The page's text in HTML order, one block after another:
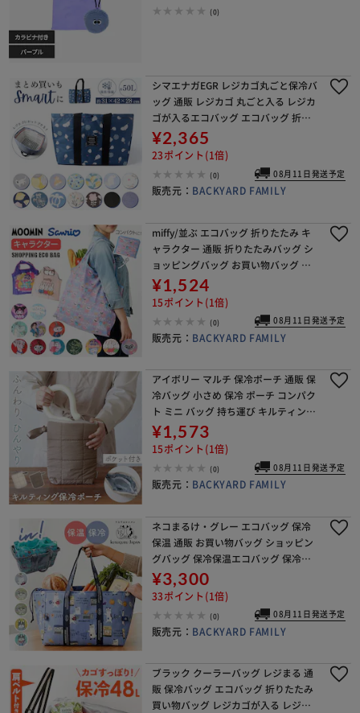
(0)
シマエナガEGR レジカゴ丸ごと保冷バ
ッグ 通販 レジカゴ 丸ごと入る レジカ
ゴが入るエコバッグ エコバッグ 折り
たたみ 買い物バッグ 保冷バック レジ
カゴ用 レジかご用 ソフトクーラーボ
¥2,365
23ポイント(1倍)
(0) 08月11日発送予定
販売元： BACKYARD FAMILY
miffy/並ぶ エコバッグ 折りたたみ キ
ャラクター 通販 折りたたみバッグ シ
ョッピングバッグ お買い物バッグ お
買い物袋 エコバック 折り畳みバッグ
大容量 大きめ 軽量 軽い かわいい 肩掛
¥1,524
15ポイント(1倍)
(0) 08月11日発送予定
販売元： BACKYARD FAMILY
アイボリー マルチ 保冷ポーチ 通販 保
冷バッグ 小さめ 保冷 ポーチ コンパク
ト ミニ バッグ 持ち運び キルティング
ストラップ クレエ ドリンク ネックク
ーラー ベビーカー レディース ギフト
¥1,573
15ポイント(1倍)
(0) 08月11日発送予定
販売元： BACKYARD FAMILY
ネコまるけ・グレー エコバッグ 保冷
保温 通販 お買い物バッグ ショッピン
グバッグ 保冷保温エコバッグ 保冷バ
ッグ エコバック クスグルジャパン Ku
suguru Japan レジカゴ 折りたたみ 大
¥3,300
33ポイント(1倍)
(0) 08月11日発送予定
販売元： BACKYARD FAMILY
ブラック クーラーバッグ レジまる 通
販 保冷バッグ エコバッグ 折りたたみ
買い物バッグ レジカゴが入る レジカ